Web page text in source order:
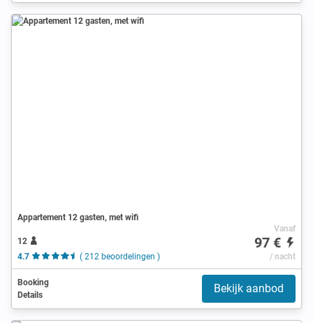
Appartement 12 gasten, met wifi
12
4.7
( 212 beoordelingen )
Vanaf
97 €
/ nacht
Booking
Details
Bekijk aanbod